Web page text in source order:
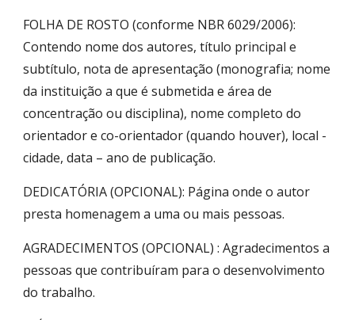
FOLHA DE ROSTO (conforme NBR 6029/2006):
Contendo nome dos autores, título principal e
subtítulo, nota de apresentação (monografia; nome
da instituição a que é submetida e área de
concentração ou disciplina), nome completo do
orientador e co-orientador (quando houver), local -
cidade, data – ano de publicação.
DEDICATÓRIA (OPCIONAL): Página onde o autor
presta homenagem a uma ou mais pessoas.
AGRADECIMENTOS (OPCIONAL) : Agradecimentos a
pessoas que contribuíram para o desenvolvimento
do trabalho.